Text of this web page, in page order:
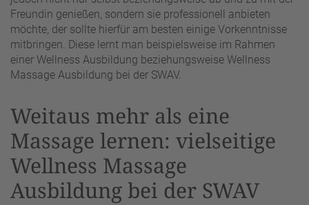
Freundin genießen, sondern sie professionell anbieten
möchte, der sollte hierfür am besten einige Vorkenntnisse
mitbringen. Diese lernt man beispielsweise im Rahmen
einer Wellness Ausbildung beziehungsweise Wellness
Massage Ausbildung bei der SWAV.
Weitaus mehr als eine
Massage lernen: vielseitige
Wellness Massage
Ausbildung bei der SWAV